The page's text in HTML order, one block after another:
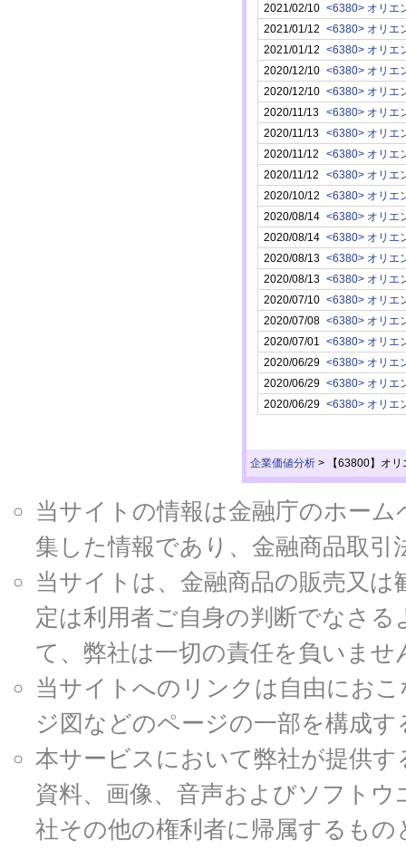
2021/02/10 <6380> オリエ
2021/01/12 <6380> オリエ
2021/01/12 <6380> オリエ
2020/12/10 <6380> オリエ
2020/12/10 <6380> オリエ
2020/11/13 <6380> オリエ
2020/11/13 <6380> オリエ
2020/11/12
<6380> オリエ
2020/11/12
<6380> オリエ
2020/10/12 <6380> オリエ
2020/08/14 <6380> オリエ
2020/08/14 <6380> オリエ
2020/08/13 <6380> オリエ
2020/08/13 <6380> オリエ
2020/07/10 <6380> オリエ
2020/07/08 <6380> オリエ
2020/07/01
<6380> オリエ
2020/06/29 <6380> オリエ
2020/06/29 <6380> オリエ
2020/06/29 <6380> オリエ
企業価値分析 > 【63800】オ
当サイトの情報は金融庁のホー
集した情報であり、金融商品取
当サイトは、金融商品の販売又
定は利用者ご自身の判断でなさ
て、弊社は一切の責任を負いませ
当サイトへのリンクは自由にお
ジ図などのページの一部を構成
本サービスにおいて弊社が提供
資料、画像、音声およびソフト
社その他の権利者に帰属するも